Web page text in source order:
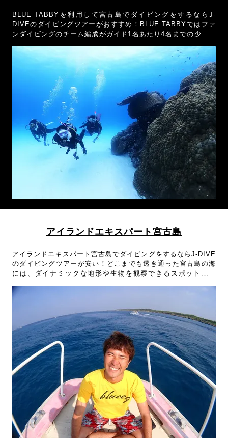
BLUE TABBYを利用して宮古島でダイビングをするならJ-
DIVEのダイビングツアーがおすすめ！BLUE TABBYではファ
ンダイビングのチーム編成がガイド1名あたり4名までの少人数
できます！
アイランドエキスパート宮古島
アイランドエキスパート宮古島でダイビングをするならJ-DIVE
のダイビングツアーが安い！どこまでも透き通った宮古島の海
には、ダイナミックな地形や生物を観察できるスポットが満
のガイドがしっかりサポート！